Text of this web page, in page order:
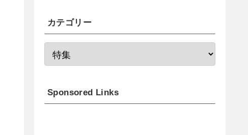
カテゴリー
Sponsored Links